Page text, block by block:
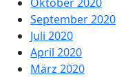
September 2020
Juli 2020
April 2020
März 2020